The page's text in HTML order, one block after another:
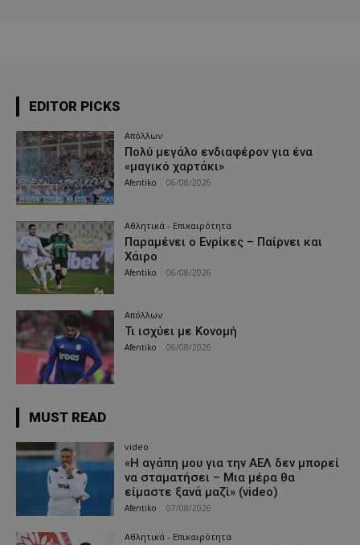
EDITOR PICKS
Απόλλων
Πολύ μεγάλο ενδιαφέρον για ένα
«μαγικό χαρτάκι»
Afentiko 06/08/2026
Αθλητικά - Επικαιρότητα
Παραμένει ο Ενρίκες – Παίρνει και
Χάιρο
Afentiko 06/08/2026
Απόλλων
Τι ισχύει με Κονομή
Afentiko 06/08/2026
MUST READ
video
«Η αγάπη μου για την ΑΕΛ δεν μπορεί
να σταματήσει – Μια μέρα θα
είμαστε ξανά μαζί» (video)
Afentiko 07/08/2026
Αθλητικά - Επικαιρότητα